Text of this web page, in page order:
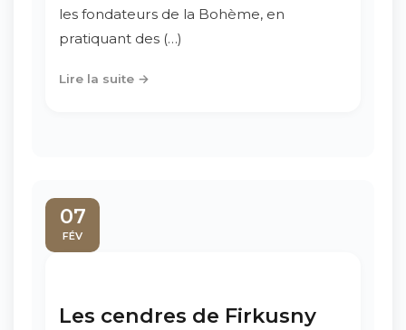
les fondateurs de la Bohème, en
pratiquant des (…)
Lire la suite →
07
FÉV
Les cendres de Firkusny